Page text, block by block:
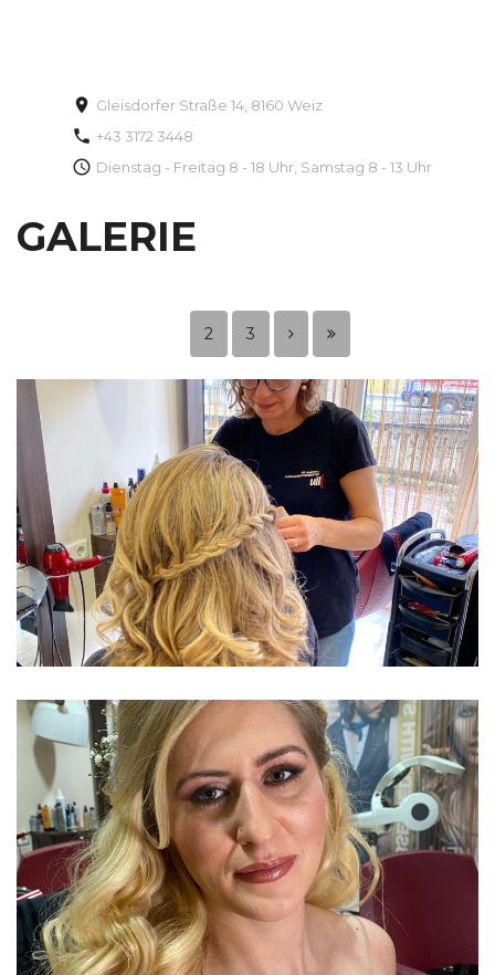
Gleisdorfer Straße 14, 8160 Weiz
+43 3172 3448
Dienstag - Freitag 8 - 18 Uhr, Samstag 8 - 13 Uhr
GALERIE
2 3